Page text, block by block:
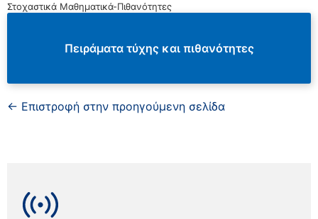
Στοχαστικά Μαθηματικά-Πιθανότητες
Πειράματα τύχης και πιθανότητες
← Επιστροφή στην προηγούμενη σελίδα